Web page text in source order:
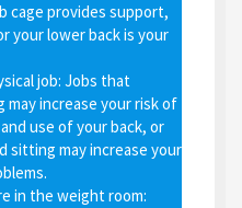
cage provides support,
your lower back is your
job: Jobs that
may increase your risk of
use of your back, or
sitting may increase your
in the weight room: